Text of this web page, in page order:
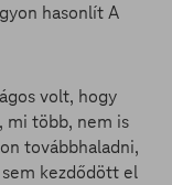
hasonlít A
volt, hogy
mi több, nem is
továbbhaladni,
kezdődött el